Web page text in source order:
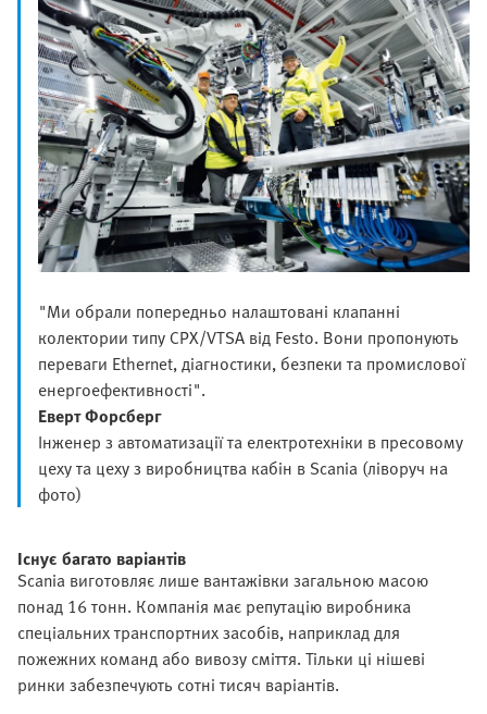
"Ми обрали попередньо налаштовані клапанні
колектории типу CPX/VTSA від Festo. Вони пропонують
переваги Ethernet, діагностики, безпеки та промислової
енергоефективності".
Еверт Форсберг
Інженер з автоматизації та електротехніки в пресовому
цеху та цеху з виробництва кабін в Scania (ліворуч на
фото)
Існує багато варіантів
Scania виготовляє лише вантажівки загальною масою
понад 16 тонн. Компанія має репутацію виробника
спеціальних транспортних засобів, наприклад для
пожежних команд або вивозу сміття. Тільки ці нішеві
ринки забезпечують сотні тисяч варіантів.